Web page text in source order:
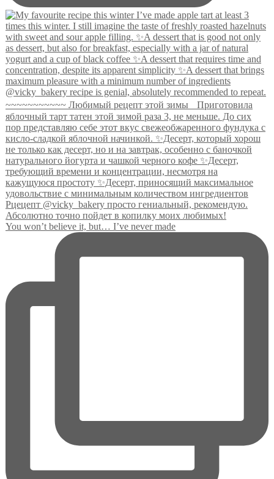
You won’t believe it, but… I’ve never made